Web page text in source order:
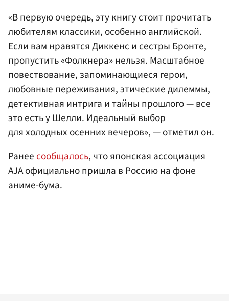
«В первую очередь, эту книгу стоит прочитать
любителям классики, особенно английской.
Если вам нравятся Диккенс и сестры Бронте,
пропустить «Фолкнера» нельзя. Масштабное
повествование, запоминающиеся герои,
любовные переживания, этические дилеммы,
детективная интрига и тайны прошлого — все
это есть у Шелли. Идеальный выбор
для холодных осенних вечеров», — отметил он.
Ранеесообщалось, что японская ассоциация
AJA официально пришла в Россию на фоне
аниме-бума.